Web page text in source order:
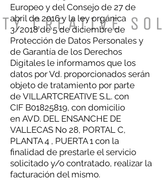
Europeo y del Consejo de 27 de
abril de 2016 y la ley orgánica
3/2018 de 5 de diciembre de
Protección de Datos Personales y
de Garantía de los Derechos
Digitales le informamos que los
datos por Vd. proporcionados serán
objeto de tratamiento por parte
de VILLARTCREATIVE S.L. con
CIF B01825819, con domicilio
en AVD. DEL ENSANCHE DE
VALLECAS No 28, PORTAL C,
PLANTA 4 , PUERTA 1 con la
finalidad de prestarle el servicio
solicitado y/o contratado, realizar la
facturación del mismo.